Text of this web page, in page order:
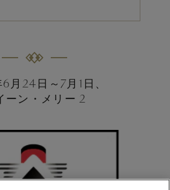
月24日～7月1日、
ーン・メリー 2